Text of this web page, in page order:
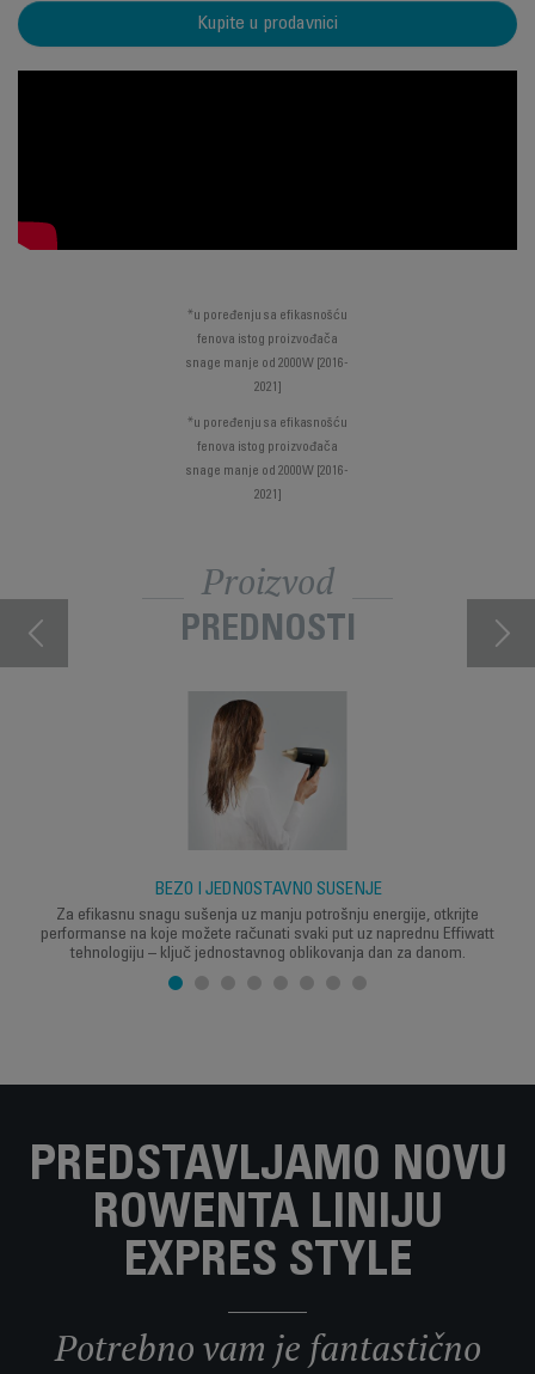
Kupite u prodavnici
*u poređenju sa efikasnošću
fenova istog proizvođača
snage manje od 2000W [2016-
2021]
*u poređenju sa efikasnošću
fenova istog proizvođača
snage manje od 2000W [2016-
2021]
Proizvod
PREDNOSTI
BEZO I JEDNOSTAVNO SUŠENJE
Za efikasnu snagu sušenja uz manju potrošnju energije, otkrijte
performanse na koje možete računati svaki put uz naprednu Effiwatt
tehnologiju – ključ jednostavnog oblikovanja dan za danom.
PREDSTAVLJAMO NOVU
ROWENTA LINIJU
EXPRES STYLE
Potrebno vam je fantastično